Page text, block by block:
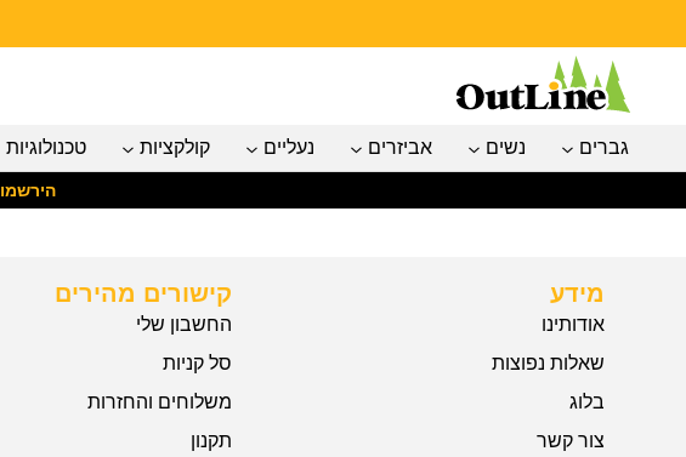
גברים נשים אביזרים נעליים קולקציות טכנולוגיות
הירשמו
מידע
אודותינו
שאלות נפוצות
בלוג
צור קשר
קישורים מהירים
החשבון שלי
סל קניות
משלוחים והחזרות
תקנון